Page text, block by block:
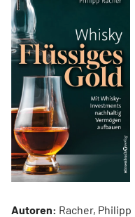
Autoren: Racher, Philipp